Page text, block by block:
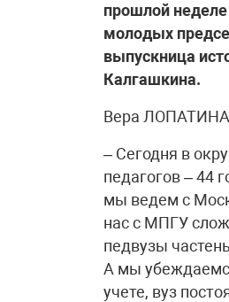
прошлой
молодых
выпускница
Калгашкина.
Вера ЛОПАТИНА,
– Сегодня в
педагогов – 44
мы ведем с
нас с МПГУ
педвузы
А мы
учете, вуз